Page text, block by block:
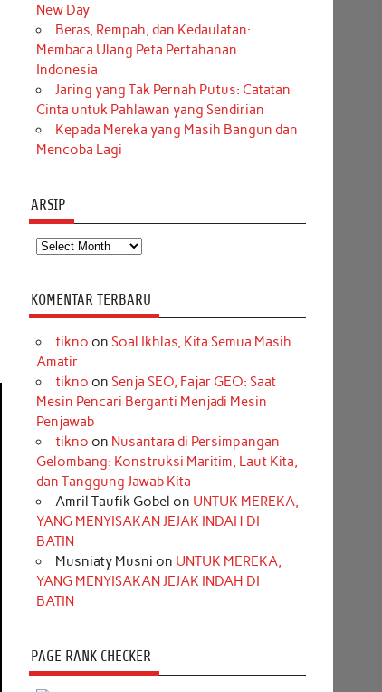
New Day
Beras, Rempah, dan Kedaulatan:
Membaca Ulang Peta Pertahanan
Indonesia
Jaring yang Tak Pernah Putus: Catatan
Cinta untuk Pahlawan yang Sendirian
Kepada Mereka yang Masih Bangun dan
Mencoba Lagi
ARSIP
Arsip
KOMENTAR TERBARU
tikno on Soal Ikhlas, Kita Semua Masih
Amatir
tikno on Senja SEO, Fajar GEO: Saat
Mesin Pencari Berganti Menjadi Mesin
Penjawab
tikno on Nusantara di Persimpangan
Gelombang: Konstruksi Maritim, Laut Kita,
dan Tanggung Jawab Kita
Amril Taufik Gobel on UNTUK MEREKA,
YANG MENYISAKAN JEJAK INDAH DI
BATIN
Musniaty Musni on UNTUK MEREKA,
YANG MENYISAKAN JEJAK INDAH DI
BATIN
PAGE RANK CHECKER